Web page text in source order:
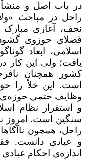
در باب اصل و
راحل در مباحث
نجف، آغازی
فضلای حوزوی
اسلامی، ابعاد
یافت؛ ولی این کار
کشور همچنان
است. این خلأ را
وظایف حتمی حوزه‌ی
و استقرار نظام
سنگین است. امروز
راحل، همچون
و عبادی دانست.
اندا‌زه‌ی احکام